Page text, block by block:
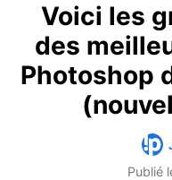
Voici les
des
Photoshop
Publié